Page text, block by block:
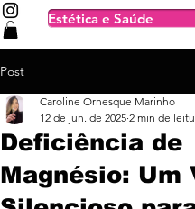
Estética e Saúde
Post
Deficiência de
Magnésio: Um
Caroline Ornesque Marinho
12 de jun. de 2025 2 min de